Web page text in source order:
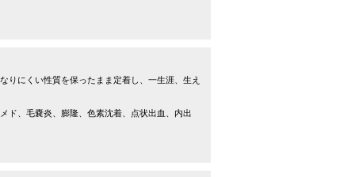
りにくい性質を保ったまま定着し、一生涯、生え
ド、毛嚢炎、膨隆、色素沈着、点状出血、内出